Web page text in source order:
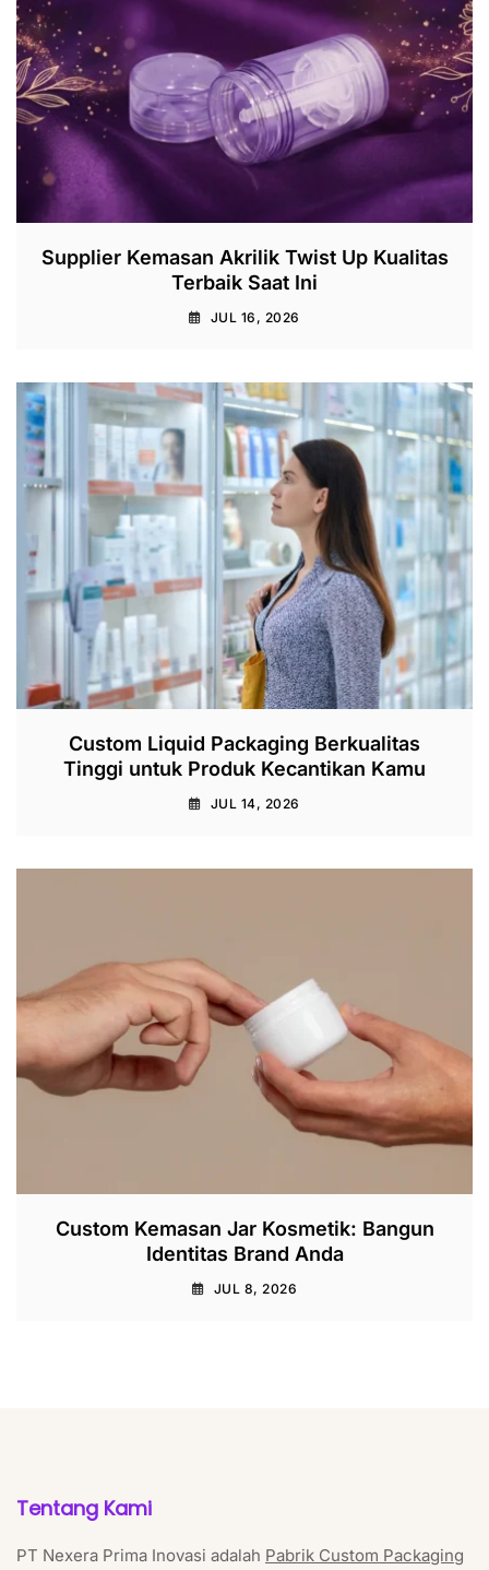
Supplier Kemasan Akrilik Twist Up Kualitas
Terbaik Saat Ini
JUL 16, 2026
Custom Liquid Packaging Berkualitas
Tinggi untuk Produk Kecantikan Kamu
JUL 14, 2026
Custom Kemasan Jar Kosmetik: Bangun
Identitas Brand Anda
JUL 8, 2026
Tentang Kami
PT Nexera Prima Inovasi adalah Pabrik Custom Packaging